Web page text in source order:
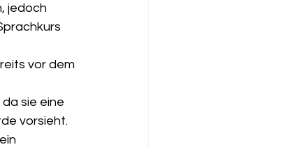
jedoch
vor dem
sie eine
vorsieht.